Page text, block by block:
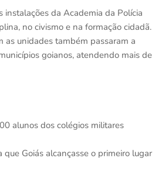
da Academia da Polícia
no civismo e na formação cidadã.
as unidades também passaram a
goianos, atendendo mais de
alunos dos colégios militares
Goiás alcançasse o primeiro lugar